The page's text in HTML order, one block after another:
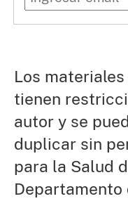
Los
tienen
autor y se
duplicar sin
para la Salud
Departamento